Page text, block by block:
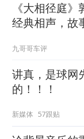
《大相径庭
经典相声，故
九哥哥车评
讲真，是球网
的！！！
新媒体 57跟贴